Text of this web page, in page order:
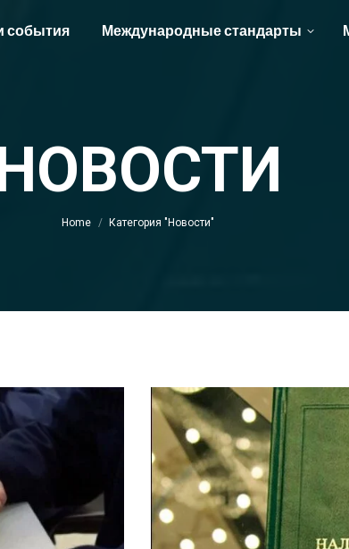
события Международные стандарты
You are here:
Home Категория "Новости"